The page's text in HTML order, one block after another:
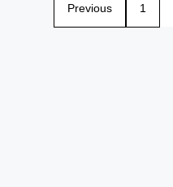
Previous 1